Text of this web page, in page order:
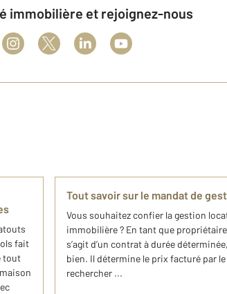
immobilière et rejoignez-nous
fait
tout
Tout savoir sur le mandat de
Vous souhaitez confier la gestion
immobilière ? En tant que
s’agit d’un contrat à durée
bien. Il détermine le prix facturé par
rechercher ...